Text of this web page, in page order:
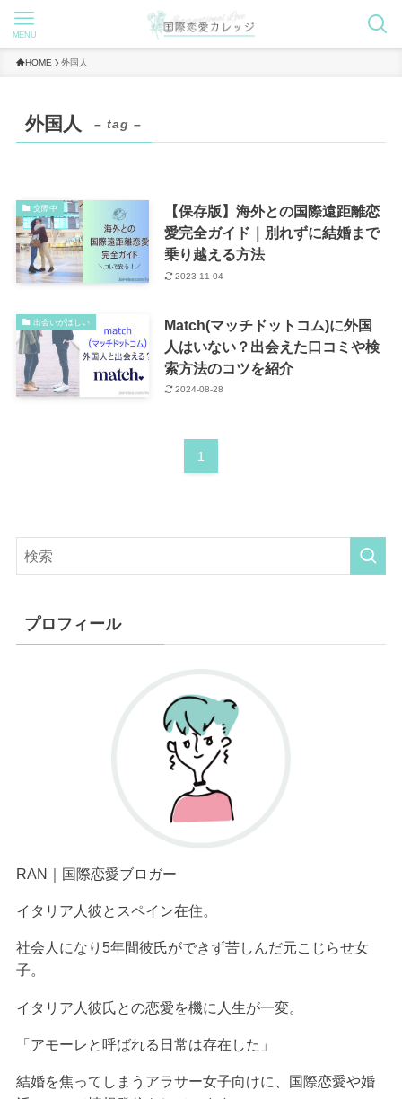
MENU
HOME 外国人
外国人 – tag –
交際中
【保存版】海外との国際遠距離恋
愛完全ガイド｜別れずに結婚まで
乗り越える方法
2023-11-04
出会いがほしい
Match(マッチドットコム)に外国
人はいない？出会えた口コミや検
索方法のコツを紹介
2024-08-28
1
プロフィール
RAN｜国際恋愛ブロガー
イタリア人彼とスペイン在住。
社会人になり5年間彼氏ができず苦しんだ元こじらせ女
子。
イタリア人彼氏 との恋愛を機に人生が一変。
「アモーレと呼ばれる日常は存在した」
結婚を焦ってしまうアラサー女子向けに、国際恋愛や婚